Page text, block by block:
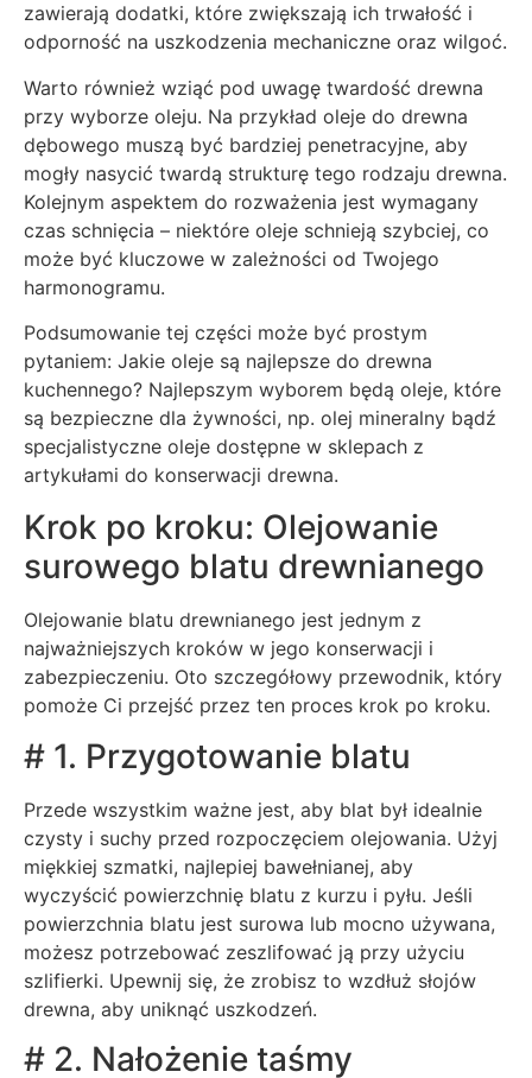
zawierają dodatki, które zwiększają ich trwałość i
odporność na uszkodzenia mechaniczne oraz wilgoć.
Warto również wziąć pod uwagę twardość drewna
przy wyborze oleju. Na przykład oleje do drewna
dębowego muszą być bardziej penetracyjne, aby
mogły nasycić twardą strukturę tego rodzaju drewna.
Kolejnym aspektem do rozważenia jest wymagany
czas schnięcia – niektóre oleje schnieją szybciej, co
może być kluczowe w zależności od Twojego
harmonogramu.
Podsumowanie tej części może być prostym
pytaniem: Jakie oleje są najlepsze do drewna
kuchennego? Najlepszym wyborem będą oleje, które
są bezpieczne dla żywności, np. olej mineralny bądź
specjalistyczne oleje dostępne w sklepach z
artykułami do konserwacji drewna.
Krok po kroku: Olejowanie
surowego blatu drewnianego
Olejowanie blatu drewnianego jest jednym z
najważniejszych kroków w jego konserwacji i
zabezpieczeniu. Oto szczegółowy przewodnik, który
pomoże Ci przejść przez ten proces krok po kroku.
# 1. Przygotowanie blatu
Przede wszystkim ważne jest, aby blat był idealnie
czysty i suchy przed rozpoczęciem olejowania. Użyj
miękkiej szmatki, najlepiej bawełnianej, aby
wyczyścić powierzchnię blatu z kurzu i pyłu. Jeśli
powierzchnia blatu jest surowa lub mocno używana,
możesz potrzebować zeszlifować ją przy użyciu
szlifierki. Upewnij się, że zrobisz to wzdłuż słojów
drewna, aby uniknąć uszkodzeń.
# 2. Nałożenie taśmy